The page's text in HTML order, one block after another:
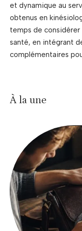
et dynamique au
obtenus en
temps de considérer
santé, en intégrant
complémentaires
À la une